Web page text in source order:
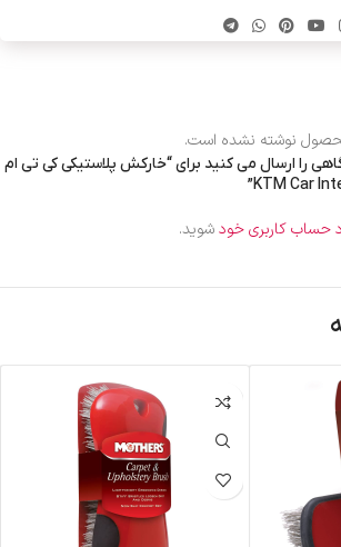
نوشته نشده است.
را ارسال می کنید برای “خارکش پلاستیکی کی تی ام
حساب کاربری خودشوید.